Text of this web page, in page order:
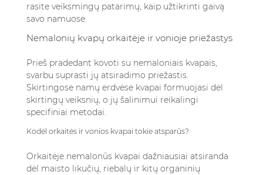
rasite veiksmingų patarimų, kaip užtikrinti gaivą
savo namuose.
Nemalonių kvapų orkaitėje ir vonioje priežastys
Prieš pradedant kovoti su nemaloniais kvapais,
svarbu suprasti jų atsiradimo priežastis.
Skirtingose namų erdvėse kvapai formuojasi dėl
skirtingų veiksnių, o jų šalinimui reikalingi
specifiniai metodai.
Kodėl orkaitės ir vonios kvapai tokie atsparūs?
Orkaitėje nemalonūs kvapai dažniausiai atsiranda
dėl maisto likučių, riebalų ir kitų organinių